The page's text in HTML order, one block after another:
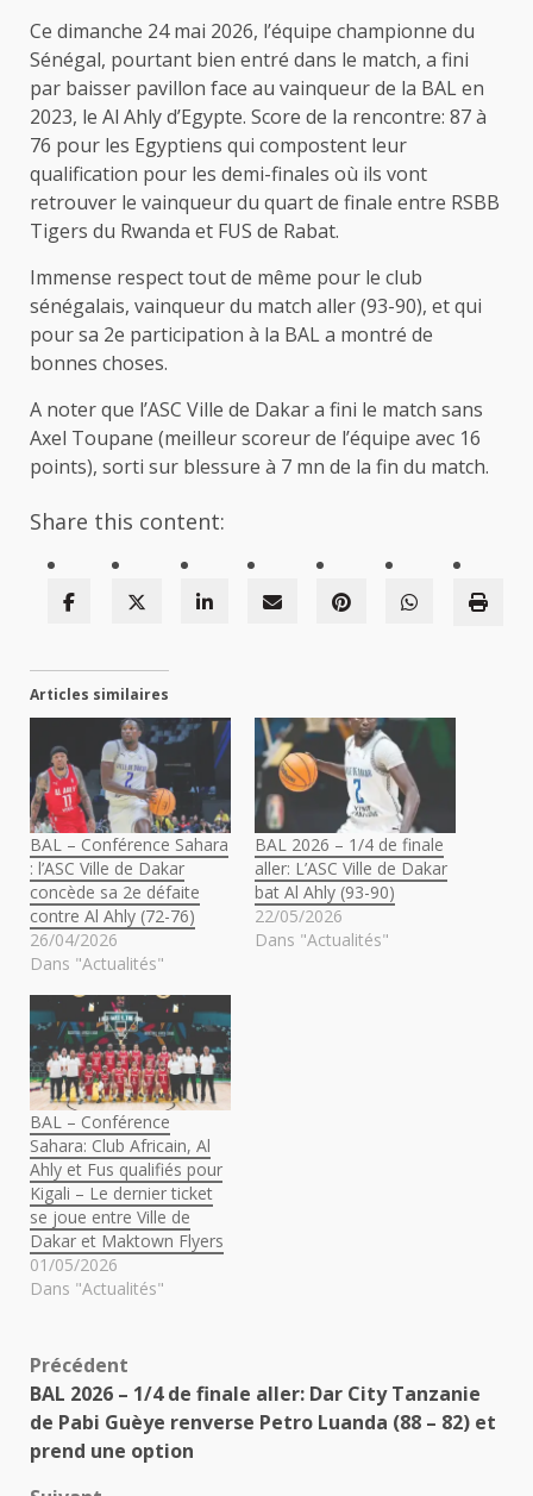
Ce dimanche 24 mai 2026, l’équipe championne du
Sénégal, pourtant bien entré dans le match, a fini
par baisser pavillon face au vainqueur de la BAL en
2023, le Al Ahly d’Egypte. Score de la rencontre: 87 à
76 pour les Egyptiens qui compostent leur
qualification pour les demi-finales où ils vont
retrouver le vainqueur du quart de finale entre RSBB
Tigers du Rwanda et FUS de Rabat.
Immense respect tout de même pour le club
sénégalais, vainqueur du match aller (93-90), et qui
pour sa 2e participation à la BAL a montré de
bonnes choses.
A noter que l’ASC Ville de Dakar a fini le match sans
Axel Toupane (meilleur scoreur de l’équipe avec 16
points), sorti sur blessure à 7 mn de la fin du match.
Share this content:
Articles similaires
BAL – Conférence Sahara
: l’ASC Ville de Dakar
concède sa 2e défaite
contre Al Ahly (72-76)
26/04/2026
Dans "Actualités"
BAL 2026 – 1/4 de finale
aller: L’ASC Ville de Dakar
bat Al Ahly (93-90)
22/05/2026
Dans "Actualités"
BAL – Conférence
Sahara: Club Africain, Al
Ahly et Fus qualifiés pour
Kigali – Le dernier ticket
se joue entre Ville de
Dakar et Maktown Flyers
01/05/2026
Dans "Actualités"
Navigation
d’article
Précédent
BAL 2026 – 1/4 de finale aller: Dar City Tanzanie
de Pabi Guèye renverse Petro Luanda (88 – 82) et
prend une option